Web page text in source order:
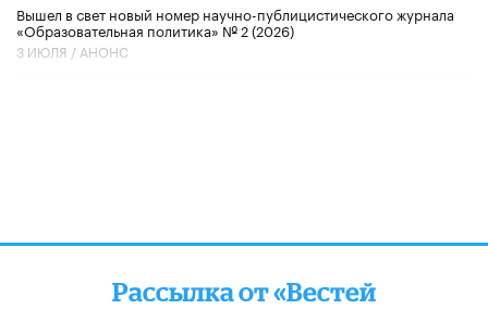
Вышел в свет новый номер научно-публицистического журнала
«Образовательная политика» № 2 (2026)
3 ИЮЛЯ / АНОНС
Рассылка от «Вестей